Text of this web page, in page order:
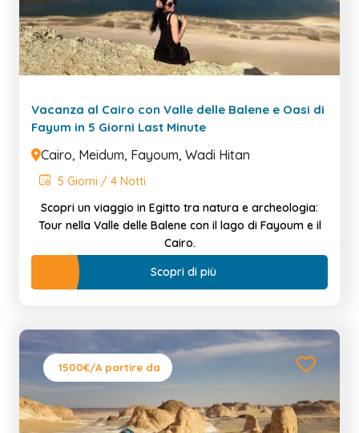
Vacanza al Cairo con Valle delle Balene e Oasi di
Fayum in 5 Giorni Last Minute
Cairo, Meidum, Fayoum, Wadi Hitan
5 Giorni / 4 Notti
Scopri un viaggio in Egitto tra natura e archeologia:
Tour nella Valle delle Balene con il lago di Fayoum e il
Cairo.
Scopri di più
1500€/A partire da